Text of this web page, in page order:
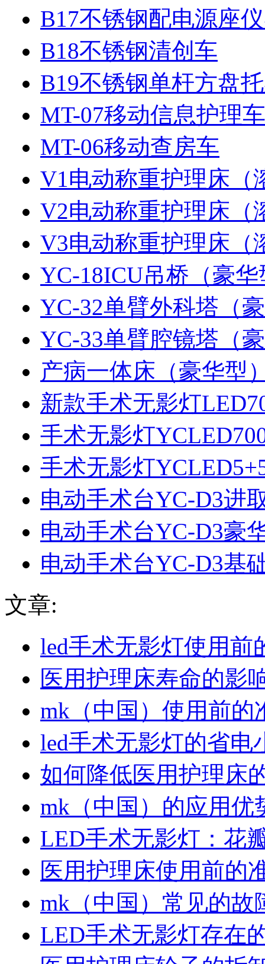
B17不锈钢配电源座
B18不锈钢清创车
B19不锈钢单杆方盘
MT-07移动信息护理车
MT-06移动查房车
V1电动称重护理床（
V2电动称重护理床（
V3电动称重护理床（
YC-18ICU吊桥（豪华
YC-32单臂外科塔（
YC-33单臂腔镜塔（
产病一体床（豪华型
新款手术无影灯
手术无影灯
手术无影灯
电动手术台YC-D3进
电动手术台YC-D3豪
电动手术台YC-D3基
文章:
led手术无影灯使用前
医用护理床寿命的影
mk（中国）使用前的
led手术无影灯的省电
如何降低医用护理床
mk（中国）的应用优
LED手术无影灯：花
医用护理床使用前的
mk（中国）常见的故
LED手术无影灯存在